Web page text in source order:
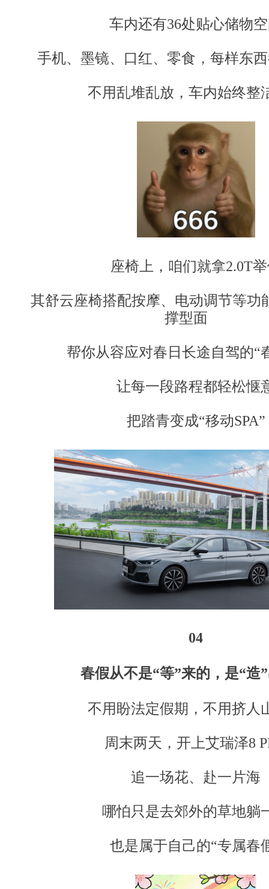
车内还有36处贴心储物
手机、墨镜、口红、零食，每样东
不用乱堆乱放，车内始终整
座椅上，咱们就拿2.0T
其舒云座椅搭配按摩、电动调节等功
撑型面
帮你从容应对春日长途自驾的“
让每一段路程都轻松惬
把踏青变成“移动SPA”
04
春假从不是“等”来的，是“造
不用盼法定假期，不用挤人
周末两天，开上艾瑞泽8
追一场花、赴一片海
哪怕只是去郊外的草地躺
也是属于自己的“专属春